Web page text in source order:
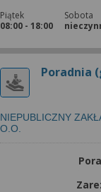
Piątek
08:00 - 18:00
Sobota
Poradnia
NIEPUBLICZNY
O.O.